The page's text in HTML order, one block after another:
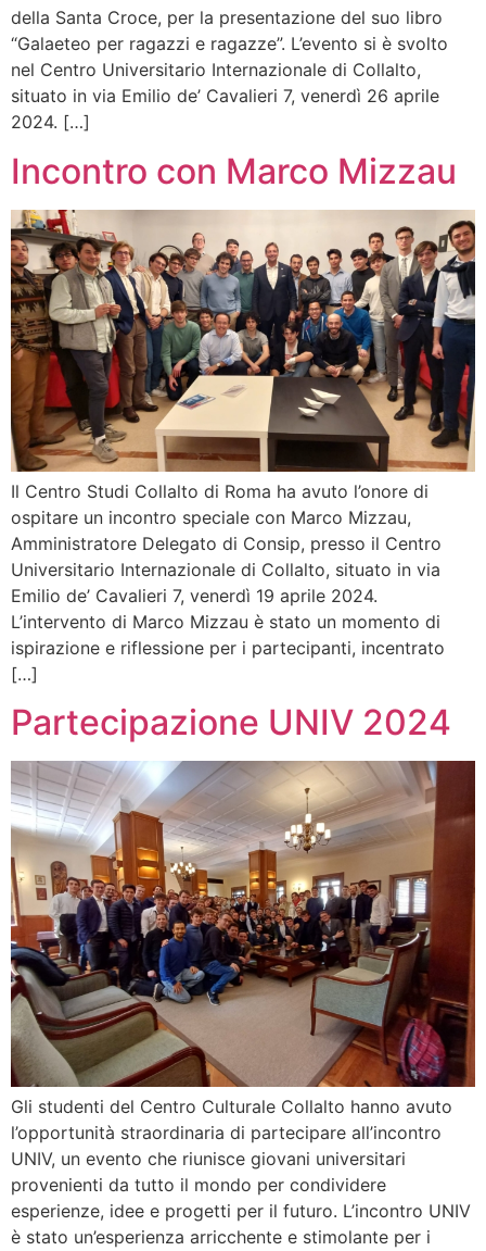
della Santa Croce, per la presentazione del suo libro
“Galaeteo per ragazzi e ragazze”. L’evento si è svolto
nel Centro Universitario Internazionale di Collalto,
situato in via Emilio de’ Cavalieri 7, venerdì 26 aprile
2024. […]
Incontro con Marco Mizzau
Il Centro Studi Collalto di Roma ha avuto l’onore di
ospitare un incontro speciale con Marco Mizzau,
Amministratore Delegato di Consip, presso il Centro
Universitario Internazionale di Collalto, situato in via
Emilio de’ Cavalieri 7, venerdì 19 aprile 2024.
L’intervento di Marco Mizzau è stato un momento di
ispirazione e riflessione per i partecipanti, incentrato
[…]
Partecipazione UNIV 2024
Gli studenti del Centro Culturale Collalto hanno avuto
l’opportunità straordinaria di partecipare all’incontro
UNIV, un evento che riunisce giovani universitari
provenienti da tutto il mondo per condividere
esperienze, idee e progetti per il futuro. L’incontro UNIV
è stato un’esperienza arricchente e stimolante per i